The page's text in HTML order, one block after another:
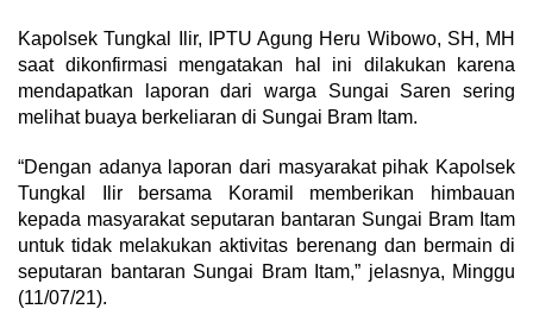
Kapolsek Tungkal Ilir, IPTU Agung Heru Wibowo, SH, MH
saat dikonfirmasi mengatakan hal ini dilakukan karena
mendapatkan laporan dari warga Sungai Saren sering
melihat buaya berkeliaran di Sungai Bram Itam.
“Dengan adanya laporan dari masyarakat pihak Kapolsek
Tungkal Ilir bersama Koramil memberikan himbauan
kepada masyarakat seputaran bantaran Sungai Bram Itam
untuk tidak melakukan aktivitas berenang dan bermain di
seputaran bantaran Sungai Bram Itam,” jelasnya, Minggu
(11/07/21).